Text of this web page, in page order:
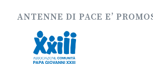
ANTENNE DI PACE E’